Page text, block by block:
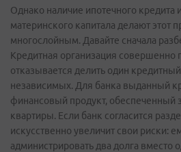
Однако наличие ипотечного кредита
материнского капитала делают этот
многослойным. Давайте сначала
Кредитная организация совершенно
отказывается делить один
независимых. Для банка выданный
финансовый продукт, обеспеченный
квартиры. Если банк согласится
искусственно увеличит свои риски:
администрировать два долга вместо